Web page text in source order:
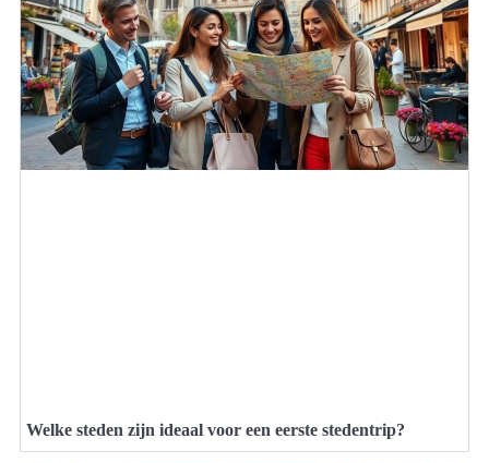
Welke steden zijn ideaal voor een eerste stedentrip?